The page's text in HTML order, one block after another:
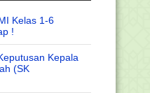
Kelas 1-6
!
Kepala
(SK